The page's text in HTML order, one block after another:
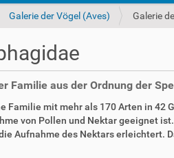
Galerie der Vögel (Aves) Galerie
Familie aus der Ordnung der
Familie mit mehr als 170 Arten in 42
von Pollen und Nektar geeignet
Aufnahme des Nektars erleichtert.